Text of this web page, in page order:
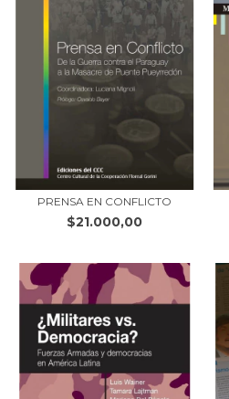
PRENSA EN CONFLICTO
$21.000,00